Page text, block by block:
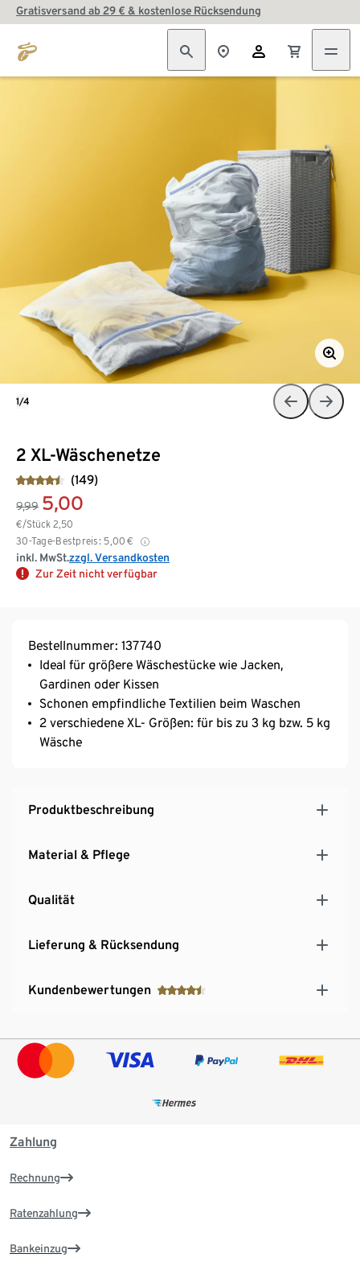
Gratisversand ab 29 € & kostenlose Rücksendung
2 XL-Wäschenetze
(149)
9,99 5,00
€/Stück 2,50
30-Tage-Bestpreis: 5,00 €
inkl. MwSt.zzgl. Versandkosten
Zur Zeit nicht verfügbar
1/4
Bestellnummer: 137740
Ideal für größere Wäschestücke wie Jacken,
Gardinen oder Kissen
Schonen empfindliche Textilien beim Waschen
2 verschiedene XL- Größen: für bis zu 3 kg bzw. 5 kg
Wäsche
Produktbeschreibung
Material & Pflege
Qualität
Lieferung & Rücksendung
Kundenbewertungen
Zahlung
Rechnung
Ratenzahlung
Bankeinzug